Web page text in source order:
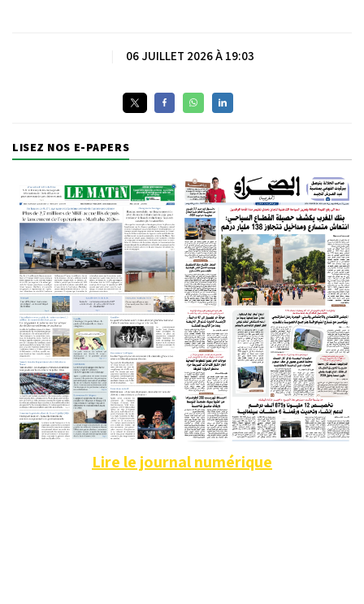
06 JUILLET 2026 À 19:03
LISEZ NOS E-PAPERS
Lire le journal numérique